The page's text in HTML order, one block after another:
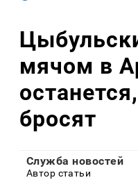
мячом в
бросят
Служба новостей
Автор статьи